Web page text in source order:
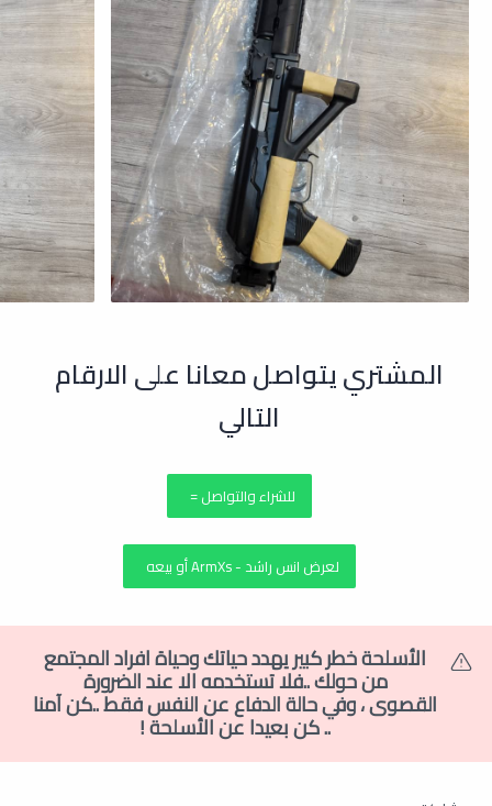
المشتري يتواصل معانا على الارقام
التالي
للشراء والتواصل =
لعرض انس راشد - ArmXs أو بيعه
الأسلحة خطر كبير يهدد حياتك وحياة افراد المجتمع
من حولك ..فلا تستخدمه الا عند الضرورة
القصوى،وفي حالة الدفاع عن النفس فقط ..كن آمنا
.. كن بعيدا عن الأسلحة !